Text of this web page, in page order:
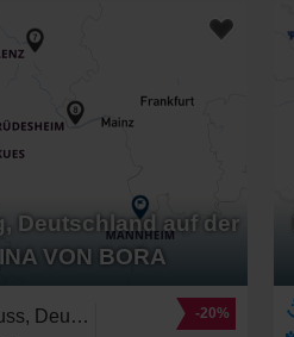
Deutschland auf der
VON BORA
Europäischer Fluss, Deutschland,Europa,Westeuropa,Rhein,Mosel,Saar,Neckar
-20%